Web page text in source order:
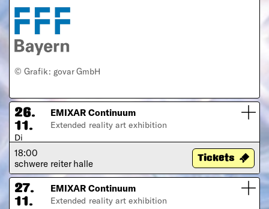
© Grafik: govar GmbH
26.
11.
Di
EMIXAR Continuum
Extended reality art exhibition
18:00
schwere reiter halle
Tickets
27.
11.
EMIXAR Continuum
Extended reality art exhibition